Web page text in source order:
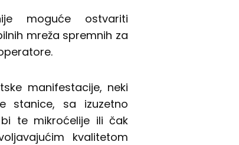
moguće ostvariti
mreža spremnih za
manifestacije, neki
stanice, sa izuzetno
te mikroćelije ili čak
kvalitetom